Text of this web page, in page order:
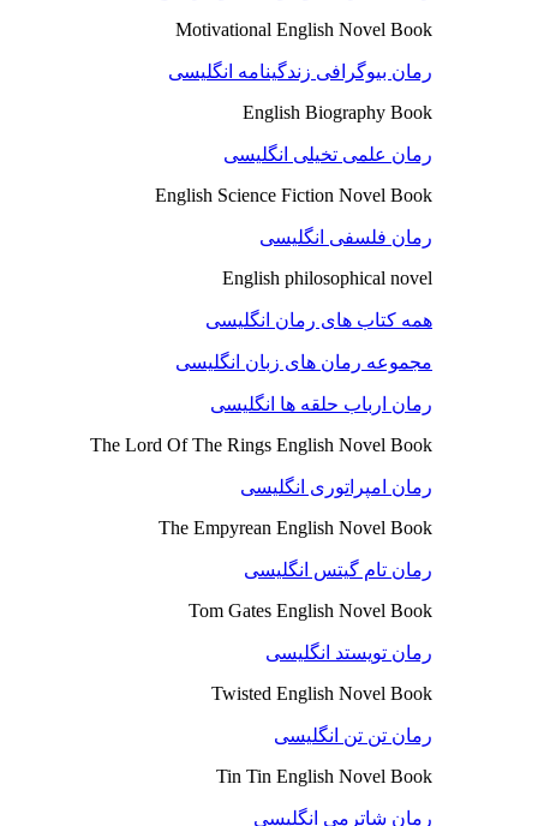
Motivational English Novel Book
رمان بیوگرافی زندگینامه انگلیسی
English Biography Book
رمان علمی تخیلی انگلیسی
English Science Fiction Novel Book
رمان فلسفی انگلیسی
English philosophical novel
همه کتاب های رمان انگلیسی
مجموعه رمان های زبان انگلیسی
رمان ارباب حلقه ها انگلیسی
The Lord Of The Rings English Novel Book
رمان امپراتوری انگلیسی
The Empyrean English Novel Book
رمان تام گیتس انگلیسی
Tom Gates English Novel Book
رمان تویستد انگلیسی
Twisted English Novel Book
رمان تن تن انگلیسی
Tin Tin English Novel Book
رمان شاترمی انگلیسی